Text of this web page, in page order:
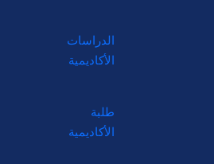
الدراسات
الأكاديمية
طلبة
الأكاديمية